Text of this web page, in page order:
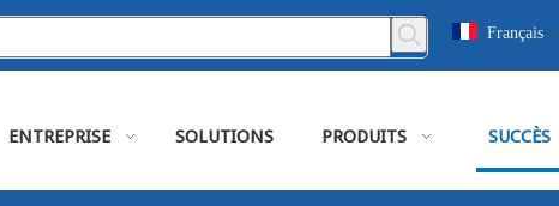
Français
ENTREPRISE SOLUTIONS PRODUITS SUCCÈS